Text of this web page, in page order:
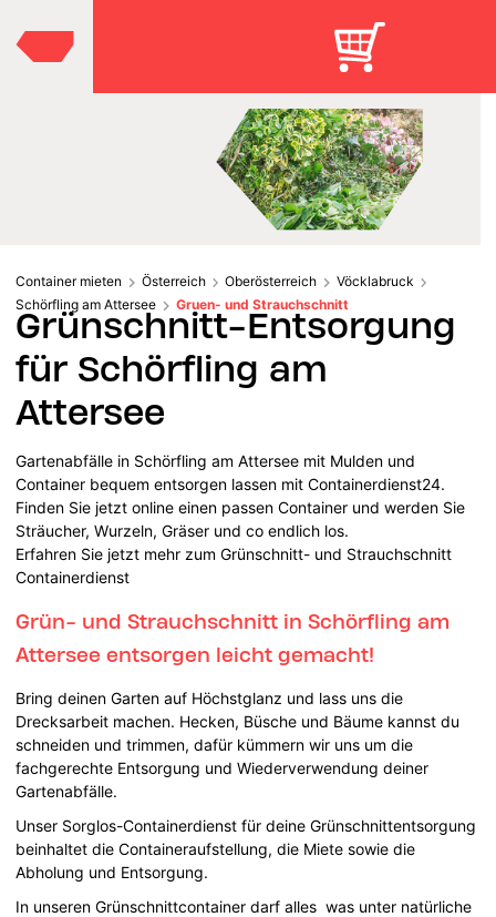
Container mieten Österreich Oberösterreich
Vöcklabruck
Schörfling am Attersee
Gruen- und Strauchschnitt
Grünschnitt-Entsorgung
für Schörfling am
Attersee
Gartenabfälle in Schörfling am Attersee mit Mulden und
Container bequem entsorgen lassen mit Containerdienst24.
Finden Sie jetzt online einen passen Container und werden Sie
Sträucher, Wurzeln, Gräser und co endlich los.
Erfahren Sie jetzt mehr zum Grünschnitt- und Strauchschnitt
Containerdienst
Grün- und Strauchschnitt in Schörfling am
Attersee entsorgen leicht gemacht!
Bring deinen Garten auf Höchstglanz und lass uns die
Drecksarbeit machen. Hecken, Büsche und Bäume kannst du
schneiden und trimmen, dafür kümmern wir uns um die
fachgerechte Entsorgung und Wiederverwendung deiner
Gartenabfälle.
Unser Sorglos-Containerdienst für deine Grünschnittentsorgung
beinhaltet die Containeraufstellung, die Miete sowie die
Abholung und Entsorgung.
In unseren Grünschnittcontainer darf alles was unter natürliche